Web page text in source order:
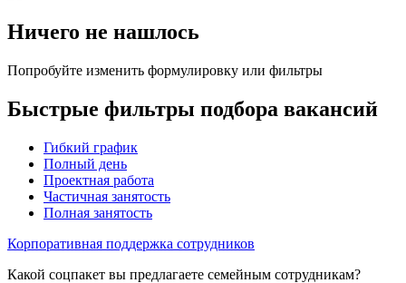
Ничего не нашлось
Попробуйте изменить формулировку или фильтры
Быстрые фильтры подбора вакансий
Гибкий график
Полный день
Проектная работа
Частичная занятость
Полная занятость
Корпоративная поддержка сотрудников
Какой соцпакет вы предлагаете семейным сотрудникам?